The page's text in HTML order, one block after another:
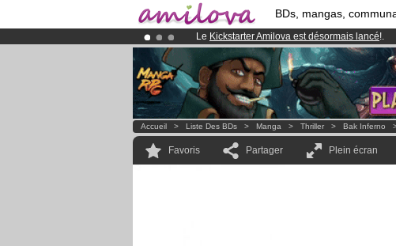
BDs, mangas,
Le Kickstarter Amilova est désormais lancé!.
Déjà 100000membreset 1000BDs & Mangas
Abonnement premium: à partir de
3.95 euros
Accueil > Liste Des BDs > Manga > Thriller > Bak Inferno
Favoris Partager Plein écran